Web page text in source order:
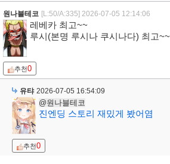
원나블테코 [L:50/A:335] 2026-07-05 12:14:06
레베카 최고~~
루시(본명 루시나 쿠시나다) 최고~~
추천0
유탸 2026-07-05 16:54:09
@원나블테코
진엔딩 스토리 재밌게 봤어염
추천0